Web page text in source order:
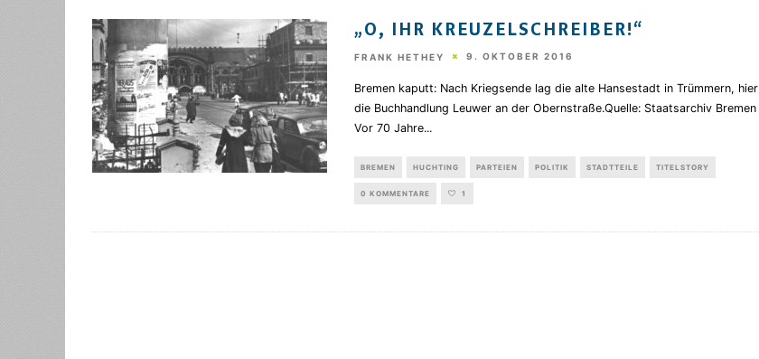
„O, IHR KREUZELSCHREIBER!“
FRANK HETHEY 9. OKTOBER 2016
Bremen kaputt: Nach Kriegsende lag die alte Hansestadt in Trümmern, hier
die Buchhandlung Leuwer an der Obernstraße.Quelle: Staatsarchiv Bremen
Vor 70 Jahre...
BREMEN HUCHTING PARTEIEN POLITIK STADTTEILE TITELSTORY
0 KOMMENTARE 1